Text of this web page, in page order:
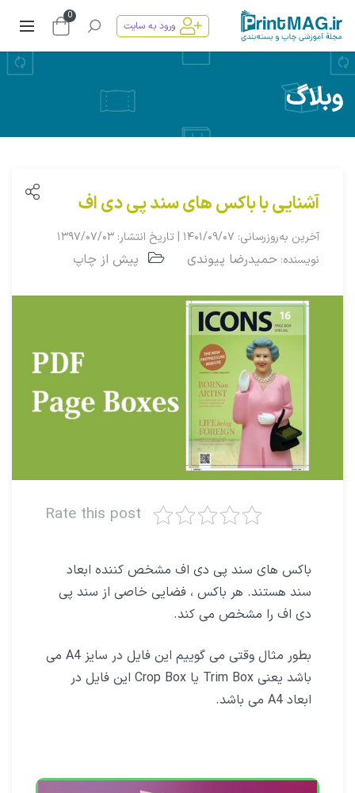
ورود به سایت
0
وبلاگ
آشنایی با باکس های سند پی دی اف
آخرین به‌روزرسانی: ۱۴۰۱/۰۹/۰۷ | تاریخ انتشار: ۱۳۹۷/۰۷/۰۳
نویسنده: حمیدرضا پیوندی پیش از چاپ
Rate this post
باکس های سند پی دی اف مشخص کننده ابعاد
سند هستند. هر باکس ، فضایی خاصی از سند پی
دی اف را مشخص می کند.
بطور مثال وقتی می گوییم این فایل در سایز A4 می
باشد یعنی Trim Box یا Crop Box این فایل در
ابعاد A4 می باشد.